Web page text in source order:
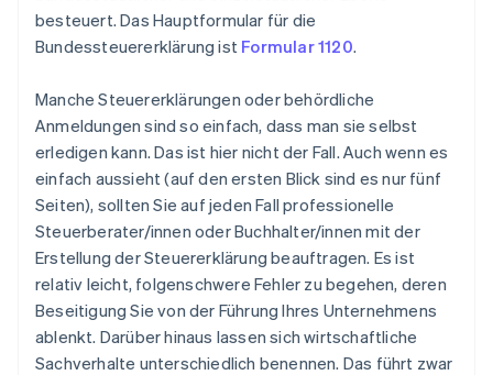
besteuert. Das Hauptformular für die
Bundessteuererklärung ist Formular 1120.
Manche Steuererklärungen oder behördliche
Anmeldungen sind so einfach, dass man sie selbst
erledigen kann.Das ist hier nicht der Fall. Auch wenn es
einfach aussieht (auf den ersten Blick sind es nur fünf
Seiten), sollten Sie auf jeden Fall professionelle
Steuerberater/innen oder Buchhalter/innen mit der
Erstellung der Steuererklärung beauftragen. Es ist
relativ leicht, folgenschwere Fehler zu begehen, deren
Beseitigung Sie von der Führung Ihres Unternehmens
ablenkt. Darüber hinaus lassen sich wirtschaftliche
Sachverhalte unterschiedlich benennen. Das führt zwar